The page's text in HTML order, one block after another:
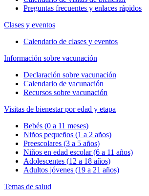
Preguntas frecuentes y enlaces rápidos
Clases y eventos
Calendario de clases y eventos
Información sobre vacunación
Declaración sobre vacunación
Calendario de vacunación
Recursos sobre vacunación
Visitas de bienestar por edad y etapa
Bebés (0 a 11 meses)
Niños pequeños (1 a 2 años)
Preescolares (3 a 5 años)
Niños en edad escolar (6 a 11 años)
Adolescentes (12 a 18 años)
Adultos jóvenes (19 a 21 años)
Temas de salud